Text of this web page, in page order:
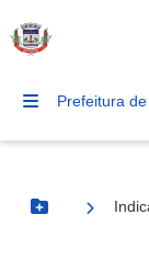
Prefeitura
Botão Menu